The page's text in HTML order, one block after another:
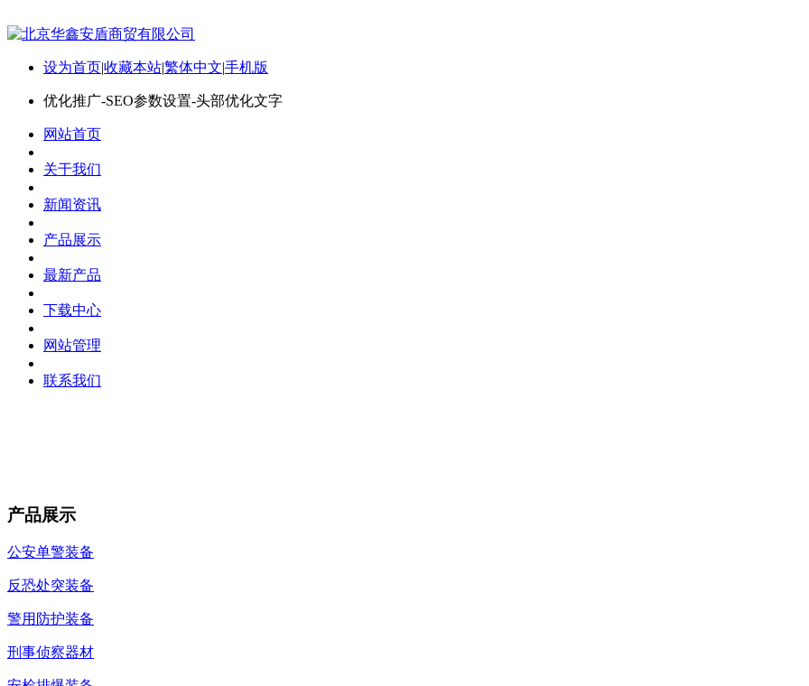
设为首页|收藏本站|繁体中文|手机版
优化推广-SEO参数设置-头部优化文字
网站首页
关于我们
新闻资讯
产品展示
最新产品
下载中心
网站管理
联系我们
产品展示
公安单警装备
反恐处突装备
警用防护装备
刑事侦察器材